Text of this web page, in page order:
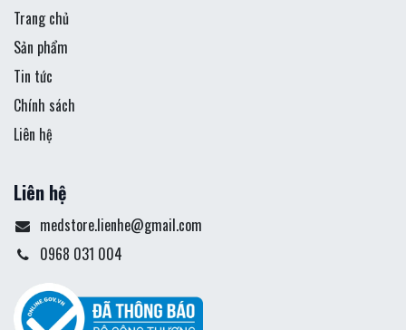
Trang chủ
Sản phẩm
Tin tức
Chính sách
Liên hệ
Liên hệ
medstore.lienhe@gmail.com
0968 031 004